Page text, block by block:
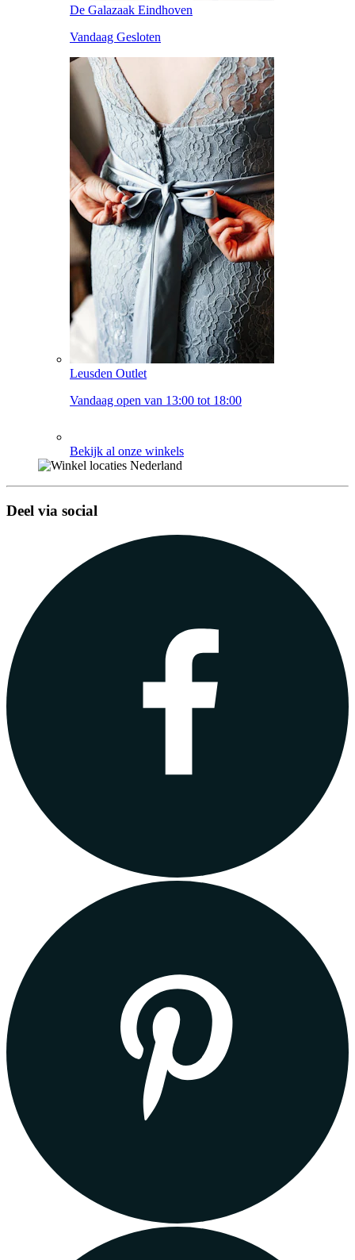
De Galazaak Eindhoven
Vandaag Gesloten
Leusden Outlet
Vandaag open van 13:00 tot 18:00
Bekijk al onze winkels
Deel via social